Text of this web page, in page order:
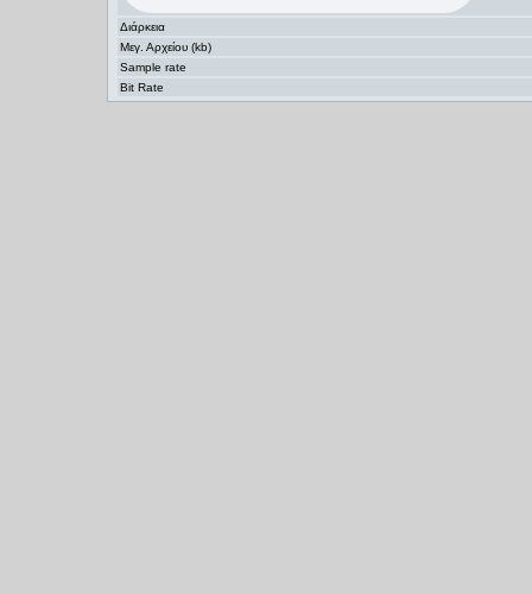
Διάρκεια
Μεγ. Αρχείου (kb)
Sample rate
Bit Rate